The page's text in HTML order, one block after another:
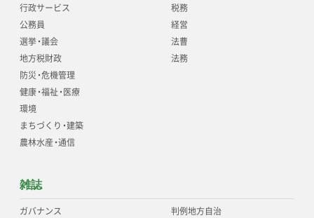
行政サービス
公務員
選挙・議会
地方税財政
防災・危機管理
健康・福祉・医療
環境
まちづくり・建築
農林水産・通信
税務
経営
法曹
法務
雑誌
ガバナンス
判例地方自治